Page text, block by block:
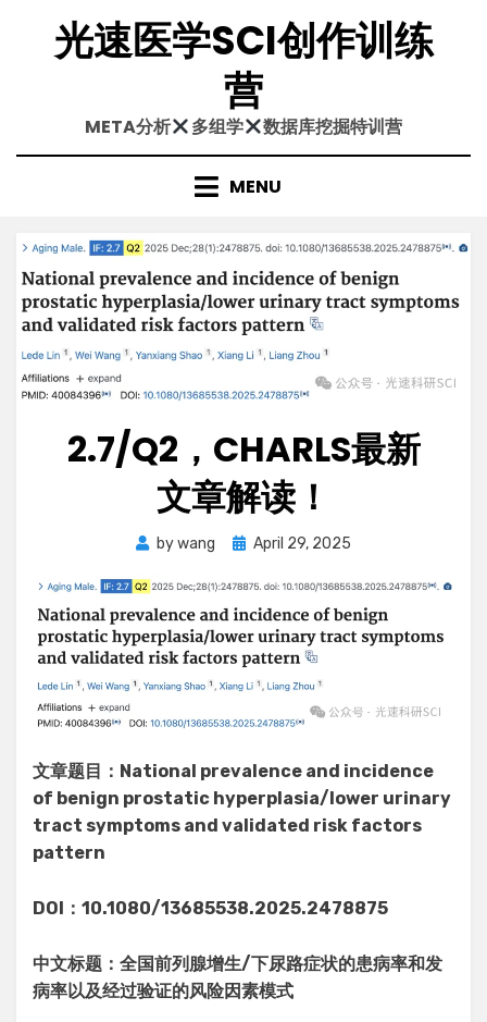
content光速医学SCI创作训练
营
META分析 多组学 数据库挖掘特训营
MENU
2.7/Q2，CHARLS最新
文章解读！
bywang
Posted
April 29, 2025
文章题目：National prevalence and incidence
of benign prostatic hyperplasia/lower urinary
tract symptoms and validated risk factors
pattern
DOI：10.1080/13685538.2025.2478875
中文标题：全国前列腺增生/下尿路症状的患病率和发
病率以及经过验证的风险因素模式